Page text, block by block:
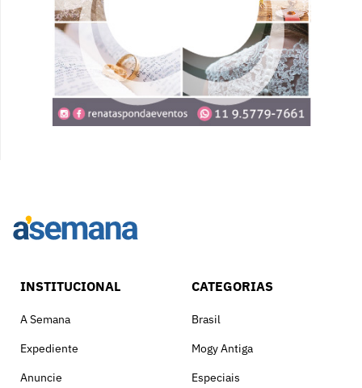
INSTITUCIONAL
A Semana
Expediente
Anuncie
CATEGORIAS
Brasil
Mogy Antiga
Especiais